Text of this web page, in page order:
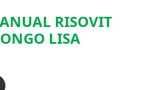
RISOVIT
LISA